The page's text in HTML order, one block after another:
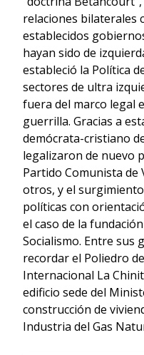
relaciones bilaterales
establecidos
hayan sido de
estableció la Política
sectores de ultra
fuera del marco legal
guerrilla. Gracias a
demócrata-cristiano
legalizaron de nuevo
Partido Comunista de
otros, y el
políticas con
el caso de la
Socialismo. Entre sus
recordar el Poliedro
Internacional La
edificio sede del
construcción de
Industria del Gas